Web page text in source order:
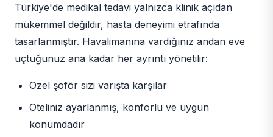
Türkiye'de medikal tedavi yalnızca klinik açıdan
mükemmel değildir, hasta deneyimi etrafında
tasarlanmıştır. Havalimanına vardığınız andan eve
uçtuğunuz ana kadar her ayrıntı yönetilir:
Özel şoför sizi varışta karşılar
Oteliniz ayarlanmış, konforlu ve uygun
konumdadır